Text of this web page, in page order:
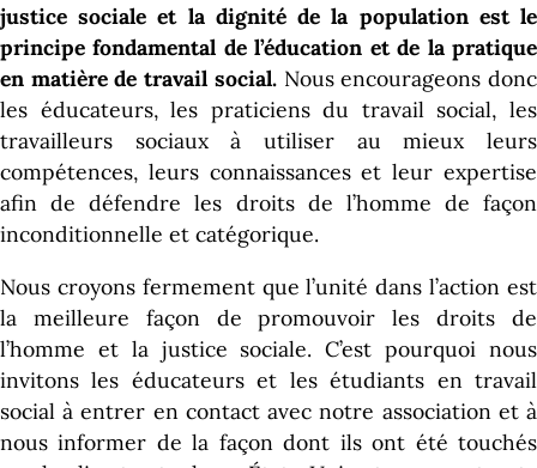
justice sociale et la dignité de la population est le
principe fondamental de l’éducation et de la pratique
en matière de travail social. Nous encourageons donc
les éducateurs, les praticiens du travail social, les
travailleurs sociaux à utiliser au mieux leurs
compétences, leurs connaissances et leur expertise
afin de défendre les droits de l’homme de façon
inconditionnelle et catégorique.
Nous croyons fermement que l’unité dans l’action est
la meilleure façon de promouvoir les droits de
l’homme et la justice sociale. C’est pourquoi nous
invitons les éducateurs et les étudiants en travail
social à entrer en contact avec notre association et à
nous informer de la façon dont ils ont été touchés